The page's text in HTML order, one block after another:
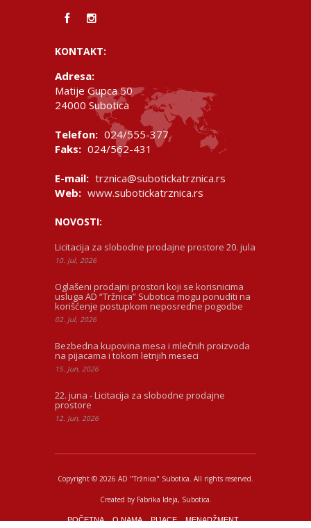
KONTAKT:
Adresa:
Matije Gupca 50
24000 Subotica
Telefon: 024/555-377
Faks: 024/562-431
E-mail: trznica@subotickatrznica.rs
Web: www.subotickatrznica.rs
NOVOSTI:
Licitacija za slobodne prodajne prostore 20. jula
10. Jul, 2026
Oglašeni prodajni prostori koji se korisnicima
usluga AD “Tržnica” Subotica mogu ponuditi na
korišćenje postupkom neposredne pogodbe
02. Jul, 2026
Bezbedna kupovina mesa i mlečnih proizvoda
na pijacama i tokom letnjih meseci
15. Jun, 2026
22. juna - Licitacija za slobodne prodajne
prostore
12. Jun, 2026
Copyright © 2026 AD "Tržnica" Subotica. All rights reserved.
Created by Fabrika Ideja, Subotica.
POČETNA O NAMA PIJACE MENADŽMENT